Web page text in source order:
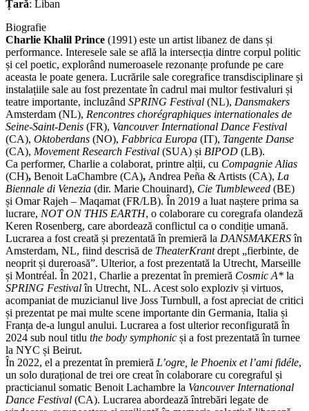
Țară: Liban
Biografie
Charlie Khalil Prince (1991) este un artist libanez de dans și
performance. Interesele sale se află la intersecția dintre corpul politic
și cel poetic, explorând numeroasele rezonanțe profunde pe care
aceasta le poate genera. Lucrările sale coregrafice transdisciplinare și
instalațiile sale au fost prezentate în cadrul mai multor festivaluri și
teatre importante, incluzând SPRING Festival (NL), Dansmakers
Amsterdam (NL), Rencontres chorégraphiques internationales de
Seine-Saint-Denis (FR), Vancouver International Dance Festival
(CA), Oktoberdans (NO), Fabbrica Europa (IT), Tangente Danse
(CA), Movement Research Festival (SUA) și BIPOD (LB).
Ca performer, Charlie a colaborat, printre alții, cu Compagnie Alias
(CH), Benoit LaChambre (CA), Andrea Peña & Artists (CA), La
Biennale di Venezia (dir. Marie Chouinard), Cie Tumbleweed (BE)
și Omar Rajeh – Maqamat (FR/LB). În 2019 a luat naștere prima sa
lucrare, NOT ON THIS EARTH, o colaborare cu coregrafa olandeză
Keren Rosenberg, care abordează conflictul ca o condiție umană.
Lucrarea a fost creată și prezentată în premieră la DANSMAKERSîn
Amsterdam, NL, fiind descrisă de TheaterKrantdrept „fierbinte, de
neoprit și dureroasă”. Ulterior, a fost prezentată la Utrecht, Marseille
și Montréal. În 2021, Charlie a prezentat în premieră Cosmic A* la
SPRING Festivalîn Utrecht, NL. Acest solo exploziv și virtuos,
acompaniat de muzicianul live Joss Turnbull, a fost apreciat de critici
și prezentat pe mai multe scene importante din Germania, Italia și
Franța de-a lungul anului. Lucrarea a fost ulterior reconfigurată în
2024 sub noul titlu the body symphonic și a fost prezentată în turnee
la NYC și Beirut.
În 2022, el a prezentat în premieră L’ogre, le Phoenix et l’ami fidéle,
un solo durațional de trei ore creat în colaborare cu coregraful și
practicianul somatic Benoit Lachambre la Vancouver International
Dance Festival (CA). Lucrarea abordează întrebări legate de